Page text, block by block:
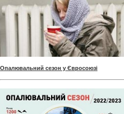
Опалювальний сезон у Євросоюзі